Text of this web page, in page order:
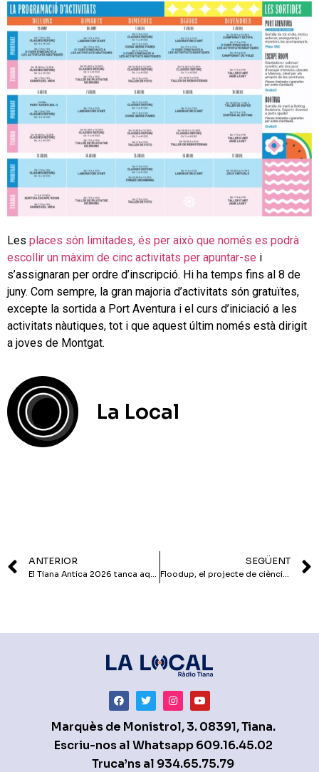
Les places són limitades, és per això que només es podrà
escollir un màxim de cinc activitats per apuntar-se i
s’assignaran per ordre d’inscripció. Hi ha temps fins al 8 de
juny. Com sempre, la gran majoria d’activitats són gratuïtes,
excepte la sortida a Port Aventura i el curs d’iniciació a les
activitats nàutiques, tot i que aquest últim només està dirigit
a joves de Montgat.
La Local
ANTERIOR
El Tiana Antica 2026 tanca aquest 30 i 31 de maig amb l’homenatge a Montserrat Torrent, un concert-taller familiar i un recorregut musical pel Renaixement
SEGÜENT
Floodup, el projecte de ciència ciutadana que convida a enviar observacions de pluges intenses i inundacions
Marquès de Monistrol, 3. 08391, Tiana.
Escriu-nos al Whatsapp609.16.45.02
Truca’ns al 934.65.75.79